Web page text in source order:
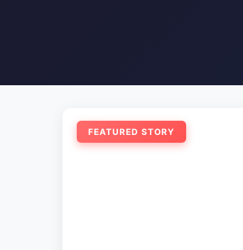
FEATURED STORY